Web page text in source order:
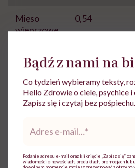
Mięso
wieprzowe
0,54
Chleb
razowy
żytni
0,19
Płatki
owsiane
0,2
Bądź z nami na
Co tydzień wybieramy teksty,
Hello Zdrowie o ciele, psychice i
Zapisz się i czytaj bez pośpiechu.
mail*
Podanie adresu e-mail oraz kliknięcie „Zapisz się”
wiadomości o nowościach, produktach, promocjach